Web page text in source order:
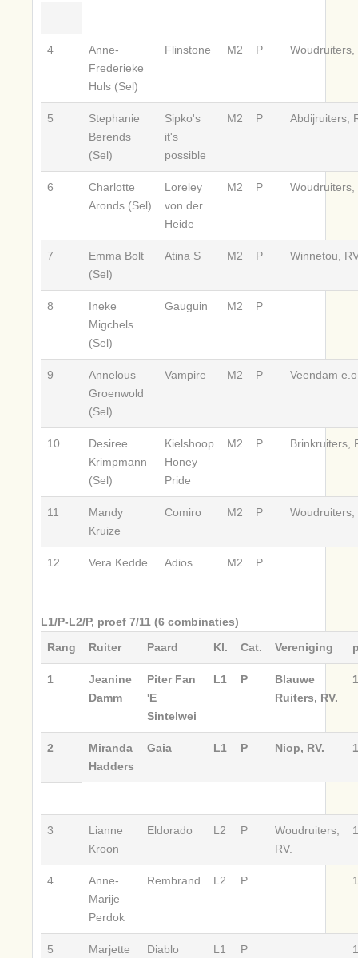
4
Anne-
Frederieke
Huls (Sel)
Flinstone M2 P Woudruiters,
5
Stephanie
Berends
(Sel)
Sipko's
it's
possible
M2 P Abdijruiters,
6
Charlotte
Aronds (Sel)
Loreley
von der
Heide
M2 P Woudruiters,
7
Emma Bolt
(Sel)
Atina S M2 P Winnetou,
8
Ineke
Migchels
(Sel)
Gauguin M2 P
9
Annelous
Groenwold
(Sel)
Vampire M2 P Veendam
10
Desiree
Krimpmann
(Sel)
Kielshoop
Honey
Pride
M2 P Brinkruiters,
11
Mandy
Kruize
Comiro M2 P Woudruiters,
12 Vera Kedde Adios M2 P
L1/P-L2/P, proef 7/11 (6 combinaties)
Rang
Ruiter Paard Kl. Cat. Vereniging
1
Jeanine
Damm
Piter Fan
'E
Sintelwei
L1 P
Blauwe
Ruiters, RV.
2
Miranda
Hadders
Gaia L1 P Niop, RV.
3
Lianne
Kroon
Eldorado L2 P
Woudruiters,
RV.
4
Anne-
Marije
Perdok
Rembrand L2 P
5 Marjette Diablo L1 P